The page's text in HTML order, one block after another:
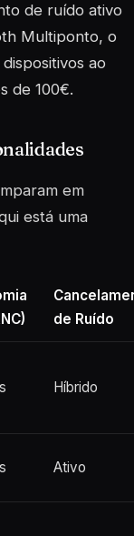
de ruído ativo
Multiponto, o
ao
de 100€.
em
está uma
de Ruído
Híbrido
Ativo